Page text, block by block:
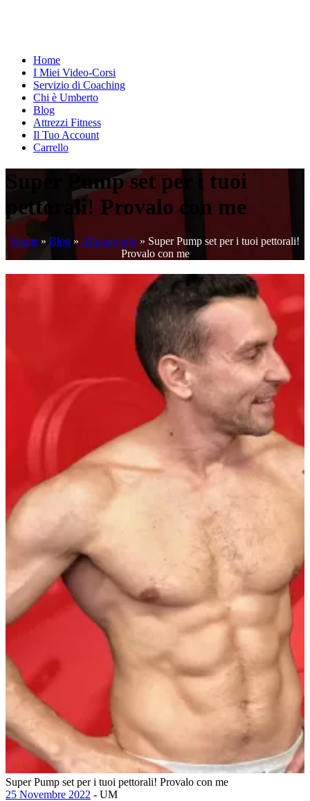
Home
I Miei Video-Corsi
Servizio di Coaching
Chi è Umberto
Blog
Attrezzi Fitness
Il Tuo Account
Carrello
Super Pump set per i tuoi
pettorali! Provalo con me
Home» Blog» Allenamento» Super Pump set per i tuoi pettorali!
Provalo con me
Super Pump set per i tuoi pettorali! Provalo con me
25 Novembre 2022 - UM